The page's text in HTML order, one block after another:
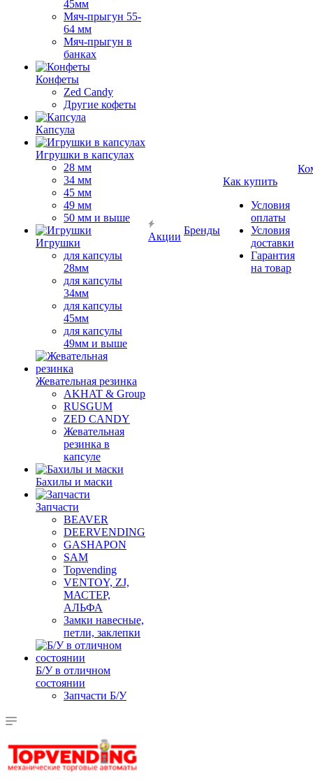
45мм
Мяч-прыгун 55-
64 мм
Мяч-прыгун в
банках
Конфеты
Zed Candy
Другие кофеты
Капсула
Игрушки в капсулах
28 мм
34 мм
45 мм
49 мм
50 мм и выше
Игрушки
для капсулы
28мм
для капсулы
34мм
для капсулы
45мм
для капсулы
49мм и выше
Жевательная резинка
AKHAT & Group
RUSGUM
ZED CANDY
Жевательная
резинка в
капсуле
Бахилы и маски
Запчасти
BEAVER
DEERVENDING
GASHAPON
SAM
Topvending
VENTOY, ZJ,
МАСТЕР,
АЛЬФА
Замки навесные,
петли, заклепки
Б/У в отличном
состоянии
Запчасти Б/У
Акции
Бренды
Как купить
Условия
оплаты
Условия
доставки
Гарантия
на товар